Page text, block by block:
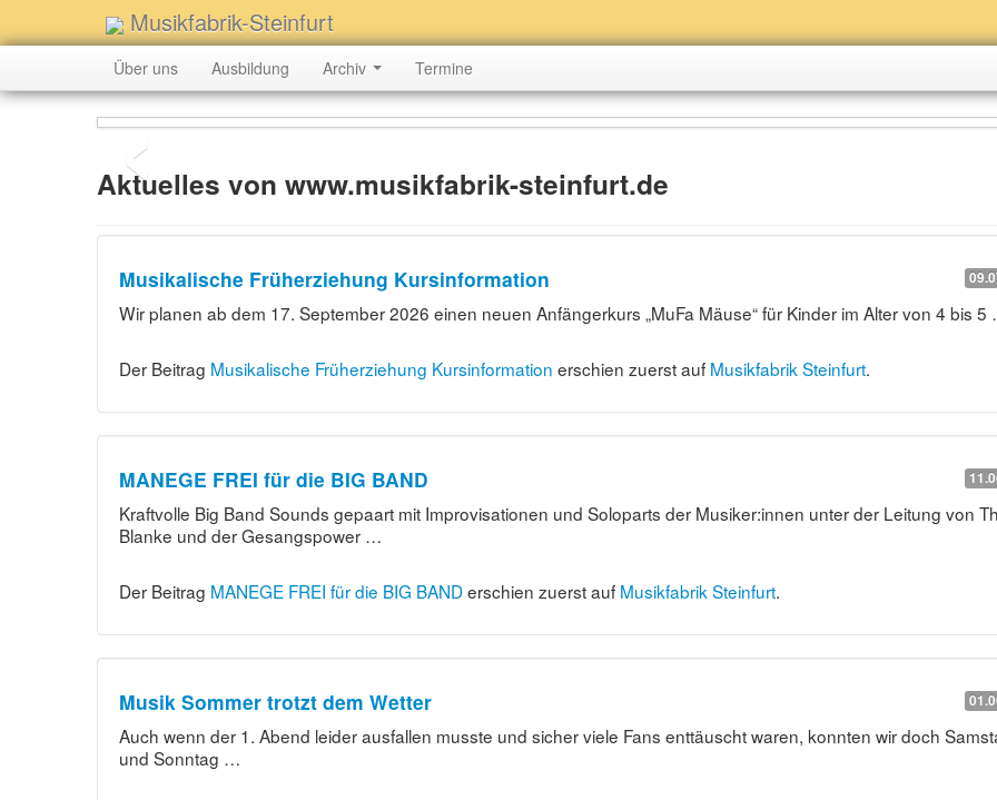
Musikfabrik-Steinfurt
Über uns Ausbildung Archiv Termine
‹
Aktuelles von www.musikfabrik-steinfurt.de
Musikalische Früherziehung Kursinformation
Wir planen ab dem 17. September 2026 einen neuen Anfängerkurs „MuFa Mäuse“ für Kinder im Alter von 4 bis 5
Der Beitrag Musikalische Früherziehung Kursinformation erschien zuerst auf Musikfabrik Steinfurt.
MANEGE FREI für die BIG BAND
Kraftvolle Big Band Sounds gepaart mit Improvisationen und Soloparts der Musiker:innen unter der Leitung von
Blanke und der Gesangspower …
Der Beitrag MANEGE FREI für die BIG BANDerschien zuerst auf Musikfabrik Steinfurt.
Musik Sommer trotzt dem Wetter
Auch wenn der 1. Abend leider ausfallen musste und sicher viele Fans enttäuscht waren, konnten wir doch
und Sonntag …